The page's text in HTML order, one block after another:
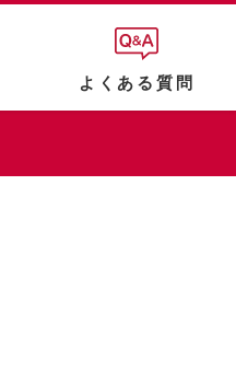
よくある質問